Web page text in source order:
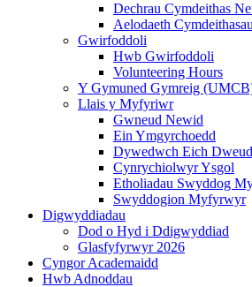
Dechrau Cymdeithas
Aelodaeth Cymdeithasau
Gwirfoddoli
Hwb Gwirfoddoli
Volunteering Hours
Y Gymuned Gymreig
Llais y Myfyriwr
Gwneud Newid
Ein Ymgyrchoedd
Dywedwch Eich
Cynrychiolwyr Ysgol
Etholiadau Swyddog
Swyddogion Myfyrwyr
Digwyddiadau
Dod o Hyd i Ddigwyddiad
Glasfyfyrwyr 2026
Cyngor Academaidd
Hwb Adnoddau